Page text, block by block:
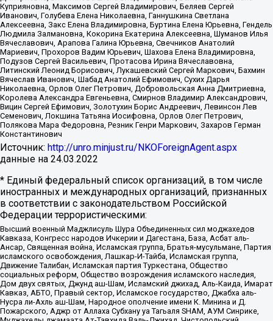
Куприяновна, Максимов Сергей Владимирович, Беляев Сергей
Иванович, Голубева Елена Николаевна, Ганнушкина Светлана
Алексеевна, Закс Елена Владимировна, Буртина Елена Юрьевна, Гендель
Людмила Залмановна, Кокорина Екатерина Алексеевна, Шуманов Илья
Вячеславович, Арапова Галина Юрьевна, Свечников Анатолий
Мариевич, Прохоров Вадим Юрьевич, Шахова Елена Владимировна,
Подузов Сергей Васильевич, Протасова Ирина Вячеславовна,
Литинский Леонид Борисович, Лукашевский Сергей Маркович, Бахмин
Вячеслав Иванович, Шабад Анатолий Ефимович, Сухих Дарья
Николаевна, Орлов Олег Петрович, Добровольская Анна Дмитриевна,
Королева Александра Евгеньевна, Смирнов Владимир Александрович,
Вицин Сергей Ефимович, Золотухин Борис Андреевич, Левинсон Лев
Семенович, Локшина Татьяна Иосифовна, Орлов Олег Петрович,
Полякова Мара Федоровна, Резник Генри Маркович, Захаров Герман
Константинович
Источник: http://unro.minjust.ru/NKOForeignAgent.aspx
данные на 24.03.2022
* Единый федеральный список организаций, в том числе
иностранных и международных организаций, признанных
в соответствии с законодательством Российской
Федерации террористическими:
Высший военный Маджлисуль Шура Объединенных сил моджахедов
Кавказа, Конгресс народов Ичкерии и Дагестана, База, Асбат аль-
Ансар, Священная война, Исламская группа, Братья-мусульмане, Партия
исламского освобождения, Лашкар-И-Тайба, Исламская группа,
Движение Талибан, Исламская партия Туркестана, Общество
социальных реформ, Общество возрождения исламского наследия,
Дом двух святых, Джунд аш-Шам, Исламский джихад, Аль-Каида, Имарат
Кавказ, АБТО, Правый сектор, Исламское государство, Джабха аль-
Нусра ли-Ахль аш-Шам, Народное ополчение имени К. Минина и Д.
Пожарского, Аджр от Аллаха Субхану уа Тагьаля SHAM, АУМ Синрике,